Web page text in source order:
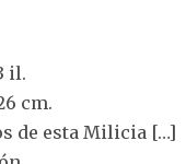
il.
cm.
de esta Milicia […]